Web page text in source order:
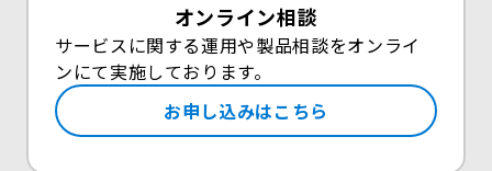
オンライン相談
サービスに関する運用や製品相談をオンライ
ンにて実施しております。
お申し込みはこちら